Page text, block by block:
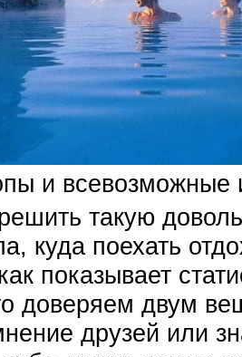
и всевозможные
такую
куда поехать
показывает
доверяем двум
друзей или